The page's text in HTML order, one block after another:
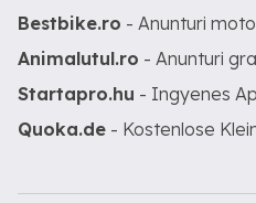
Bestbike.ro - Anunturi moto
Animalutul.ro - Anunturi
Startapro.hu - Ingyenes
Quoka.de - Kostenlose